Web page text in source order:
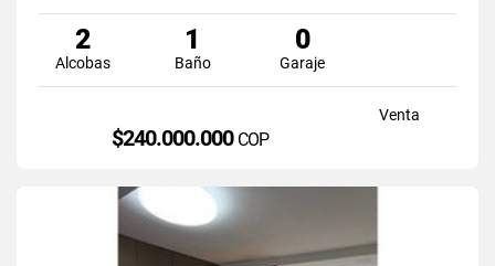
2
Alcobas
1
Baño
0
Garaje
Venta
$240.000.000 COP